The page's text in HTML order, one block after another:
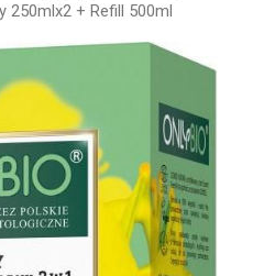
250mlx2 + Refill 500ml